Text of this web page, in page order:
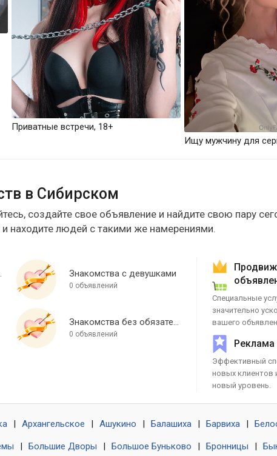
Приватные встречи, 18+
Ищу мужчину для
в Сибирском
создайте свое объявление и найдите свою пару
и находите людей с такими же намерениями.
Знакомства с девушками
0 объявлений
Знакомства без обязательств
0 объявлений
Специальные
значительно
вашего
Реклама
Эффективный
новых клиентов
новый уровень.
Архангельское Ашукино Балашиха Барвиха
Большие Дворы Большое Буньково Бронницы